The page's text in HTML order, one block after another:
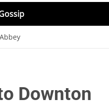
Downton